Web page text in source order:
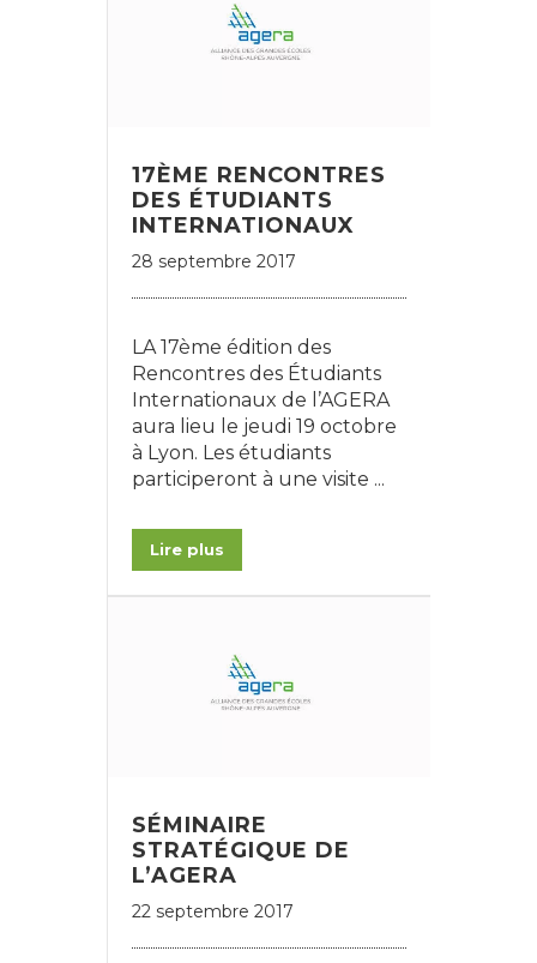
17ÈME RENCONTRES
DES ÉTUDIANTS
INTERNATIONAUX
28 septembre 2017
LA 17ème édition des
Rencontres des Étudiants
Internationaux de l’AGERA
aura lieu le jeudi 19 octobre
à Lyon. Les étudiants
participeront à une visite ...
Lire plus
SÉMINAIRE
STRATÉGIQUE DE
L’AGERA
22 septembre 2017